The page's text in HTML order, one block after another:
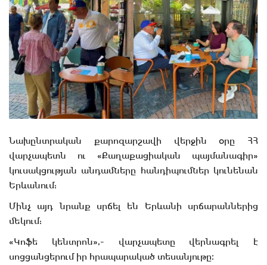
Նախընտրական քարոզարշավի վերջին օրը ՀՀ
վարչապետն ու «Քաղաքացիական պայմանագիր»
կուսակցության անդամները հանդիպումներ կունենան
Երևանում:
Մինչ այդ նրանք սրճել են Երևանի սրճարաններից
մեկում:
«Կոֆե կենտրոն»,- վարչապետը վերնագրել է
սոցցանցերում իր հրապարակած տեսանյութը։